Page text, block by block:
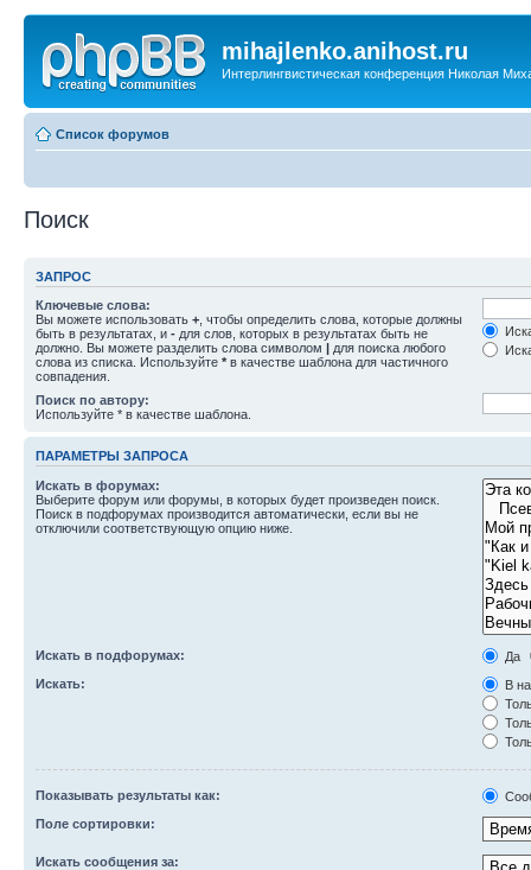
mihajlenko.anihost.ru
Интерлингвистическая конференция Николая
Список форумов
Поиск
ЗАПРОС
Ключевые слова:
Вы можете использовать + , чтобы определить слова, которые должны
быть в результатах, и - для слов, которых в результатах быть не
должно. Вы можете разделить слова символом | для поиска любого
слова из списка. Используйте * в качестве шаблона для частичного
совпадения.
Поиск по автору:
Используйте * в качестве шаблона.
ПАРАМЕТРЫ ЗАПРОСА
Искать в форумах:
Выберите форум или форумы, в которых будет произведен поиск.
Поиск в подфорумах производится автоматически, если вы не
отключили соответствующую опцию ниже.
Искать в подфорумах:
Да
Искать:
В
Показывать результаты как:
Поле сортировки:
Искать сообщения за: